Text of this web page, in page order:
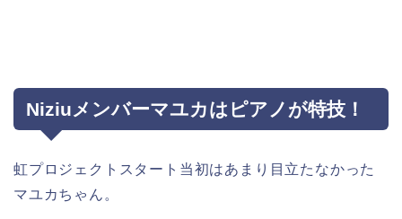
Niziuメンバーマユカはピアノが特技！
虹プロジェクトスタート当初はあまり目立たなかった
マユカちゃん。